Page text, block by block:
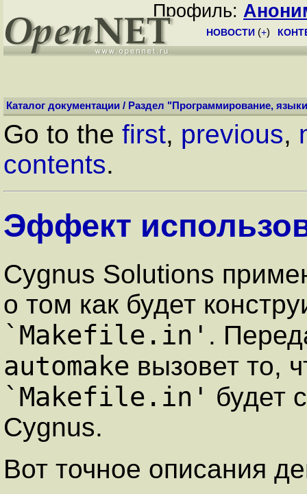
Профиль:
НОВОСТИ (+)
Каталог документации / Раздел "Программирование,
Go to the first, previous,
contents.
Эффект
Cygnus Solutions
о том как будет
`Makefile.in' .
automake вызовет то,
`Makefile.in' будет
Cygnus.
Вот точное описания